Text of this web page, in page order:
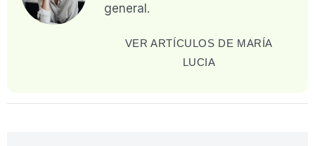
general.
VER ARTÍCULOS DE MARÍA
LUCIA